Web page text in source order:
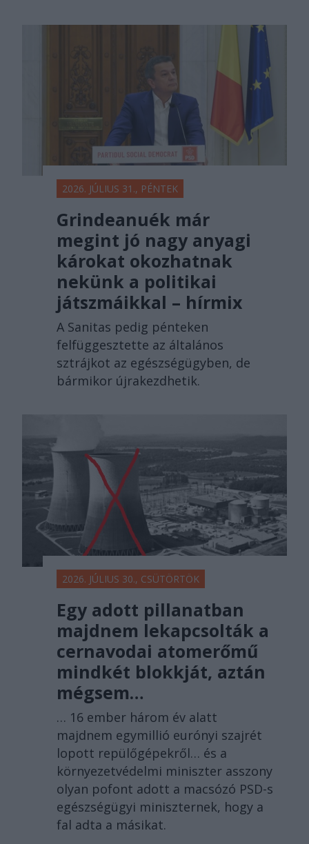
2026. JÚLIUS 31., PÉNTEK
Grindeanuék már
megint jó nagy anyagi
károkat okozhatnak
nekünk a politikai
játszmáikkal – hírmix
A Sanitas pedig pénteken
felfüggesztette az általános
sztrájkot az egészségügyben, de
bármikor újrakezdhetik.
2026. JÚLIUS 30., CSÜTÖRTÖK
Egy adott pillanatban
majdnem lekapcsolták a
cernavodai atomerőmű
mindkét blokkját, aztán
mégsem…
… 16 ember három év alatt
majdnem egymillió eurónyi szajrét
lopott repülőgépekről… és a
környezetvédelmi miniszter asszony
olyan pofont adott a macsózó PSD-s
egészségügyi miniszternek, hogy a
fal adta a másikat.